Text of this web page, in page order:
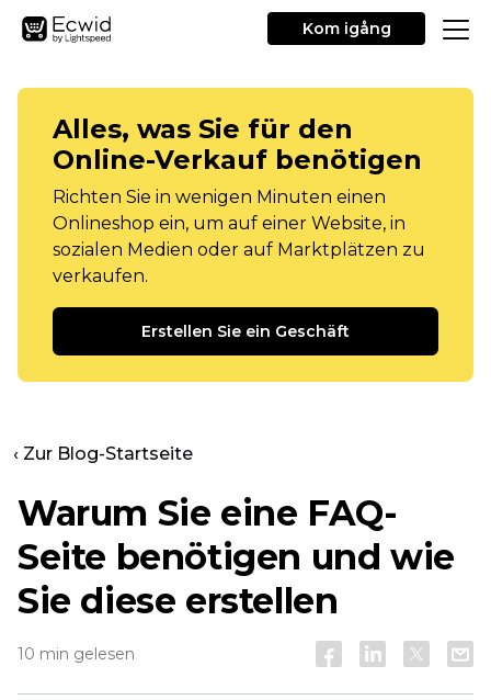
Kom igång
Alles, was Sie für den
Online-Verkauf benötigen
Richten Sie in wenigen Minuten einen
Onlineshop ein, um auf einer Website, in
sozialen Medien oder auf Marktplätzen zu
verkaufen.
Erstellen Sie ein Geschäft
‹ Zur Blog-Startseite
Warum Sie eine FAQ-
Seite benötigen und wie
Sie diese erstellen
10 min gelesen